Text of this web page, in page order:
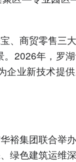
、商贸零售三
2026年，罗
企业新技术提
裕集团联合举
绿色建筑运维